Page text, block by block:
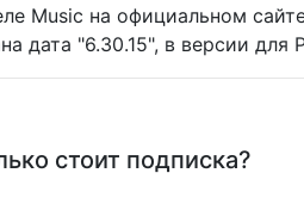
Music на официальном
дата "6.30.15", в версии
стоит подписка?